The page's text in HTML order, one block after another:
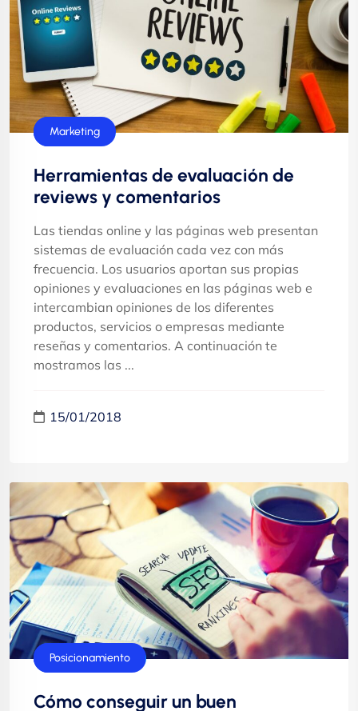
Empresa
Marketing
Herramientas de evaluación de
reviews y comentarios
Las tiendas online y las páginas web presentan
sistemas de evaluación cada vez con más
frecuencia. Los usuarios aportan sus propias
opiniones y evaluaciones en las páginas web e
intercambian opiniones de los diferentes
productos, servicios o empresas mediante
reseñas y comentarios. A continuación te
mostramos las ...
15/01/2018
Marketing
Posicionamiento
Cómo conseguir un buen